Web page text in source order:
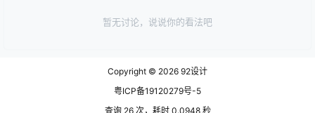
暂无讨论，说说你的看法吧
Copyright © 2026 92设计
粤ICP备19120279号-5
查询 26 次，耗时 0.0948 秒